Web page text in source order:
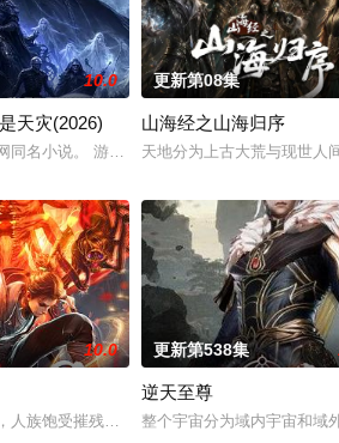
现实的迷宫，欢迎光临“谷雨街后巷”。 在
起，黑暗如潮水般吞噬大地……缔默完成了命
10.0
天灾(2026)
同名小说。 游戏降临现实，世界规则颠覆，人
更新第08集
山海经之山海归序
天地分为上古大荒与现世人
律云（原型为高丽使者之子金富轼与金富辙合
坤，万道争锋吾为主率!
10.0
人族饱受摧残，主角孟川自小立下为母复仇的
更新第538集
逆天至尊
整个宇宙分为域内宇宙和域